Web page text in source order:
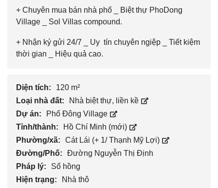
+ Chuyên mua bán nhà phố _ Biệt thự PhoDong
Village _ Sol Villas compound.
+ Nhận ký gửi 24/7 _ Uy tín chuyên ngiệp _ Tiết kiệm
thời gian _ Hiệu quả cao.
Diện tích:
120 m²
Loại nhà đất:
Nhà biệt thự, liền kề
Dự án:
Phố Đông Village
Tỉnh/thành:
Hồ Chí Minh (mới)
Phường/xã:
Cát Lái (+ 1/ Thạnh Mỹ Lợi)
Đường/Phố:
Đường Nguyễn Thị Định
Pháp lý:
Sổ hồng
Hiện trạng:
Nhà thô